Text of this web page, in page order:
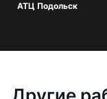
АТЦ Подольск